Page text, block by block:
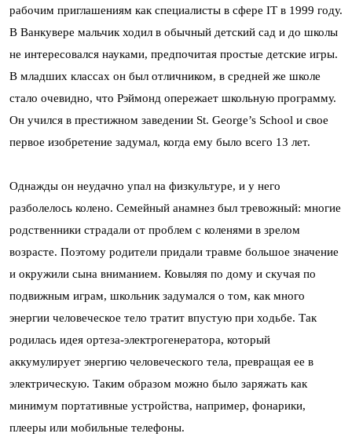
рабочим приглашениям как специалисты в сфере IT в 1999 году.
В Ванкувере мальчик ходил в обычный детский сад и до школы
не интересовался науками, предпочитая простые детские игры.
В младших классах он был отличником, в средней же школе
стало очевидно, что Рэймонд опережает школьную программу.
Он учился в престижном заведении St. George’s School и свое
первое изобретение задумал, когда ему было всего 13 лет.
Однажды он неудачно упал на физкультуре, и у него
разболелось колено. Семейный анамнез был тревожный: многие
родственники страдали от проблем с коленями в зрелом
возрасте. Поэтому родители придали травме большое значение
и окружили сына вниманием. Ковыляя по дому и скучая по
подвижным играм, школьник задумался о том, как много
энергии человеческое тело тратит впустую при ходьбе. Так
родилась идея ортеза-электрогенератора, который
аккумулирует энергию человеческого тела, превращая ее в
электрическую. Таким образом можно было заряжать как
минимум портативные устройства, например, фонарики,
плееры или мобильные телефоны.